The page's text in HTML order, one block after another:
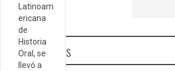
Latinoam
ericana
de
Historia
Oral, se
llevó a
Categorías